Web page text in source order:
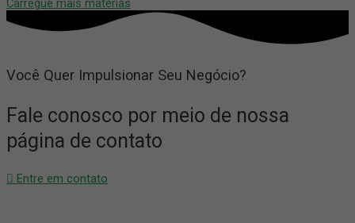
Carregue mais matérias
Você Quer Impulsionar Seu Negócio?
Fale conosco por meio de nossa
página de contato
Entre em contato